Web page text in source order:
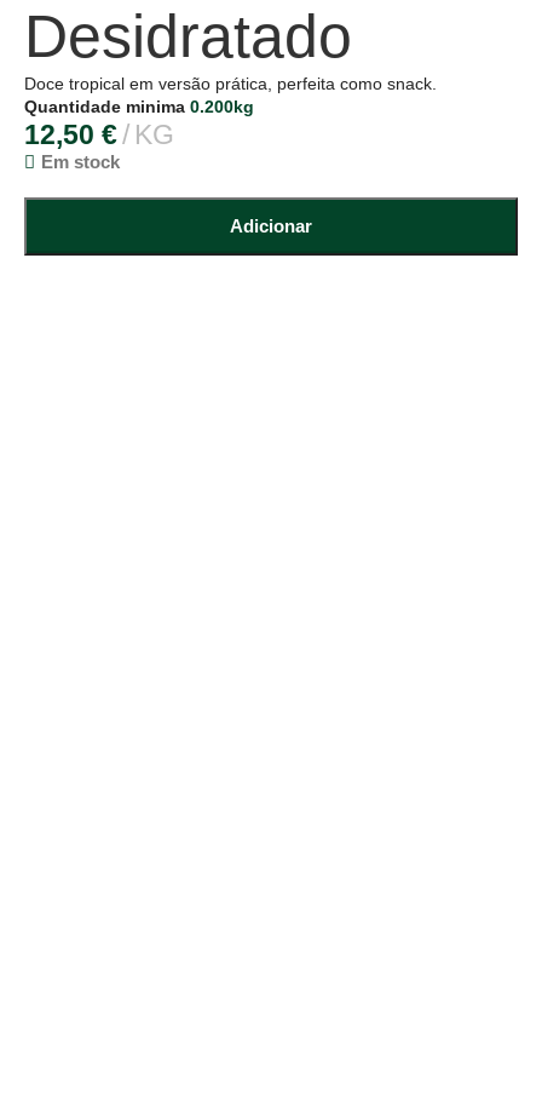
Desidratado
Doce tropical em versão prática, perfeita como snack.
Quantidade minima 0.200kg
12,50 € KG
Em stock
Adicionar